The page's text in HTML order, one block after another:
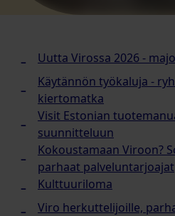
Uutta Virossa 2026 -
Käytännön työkaluja -
kiertomatka
Visit Estonian
suunnitteluun
Kokoustamaan Viroon?
parhaat palveluntarjoajat
Kulttuuriloma
Viro herkuttelijoille,